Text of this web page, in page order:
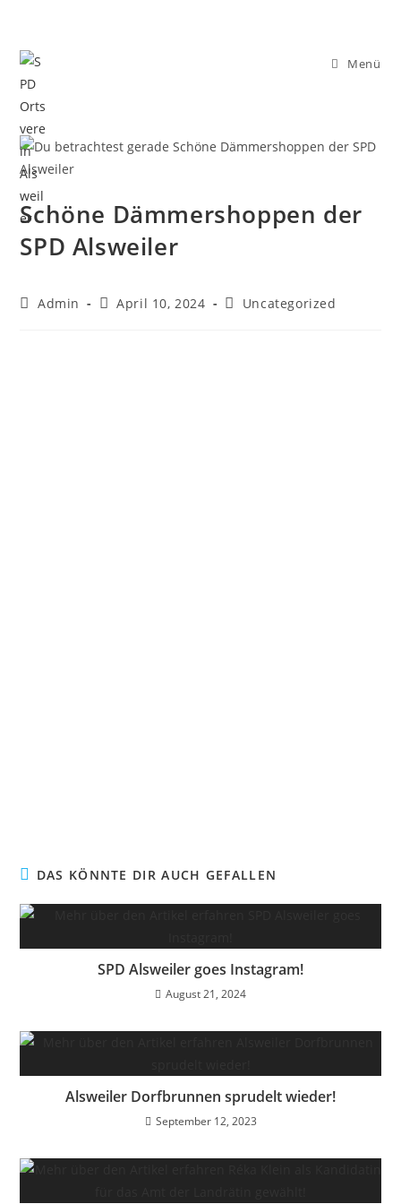
Menü
Schöne Dämmershoppen der
SPD Alsweiler
Admin April 10, 2024 Uncategorized
DAS KÖNNTE DIR AUCH GEFALLEN
SPD Alsweiler goes Instagram!
August 21, 2024
Alsweiler Dorfbrunnen sprudelt wieder!
September 12, 2023